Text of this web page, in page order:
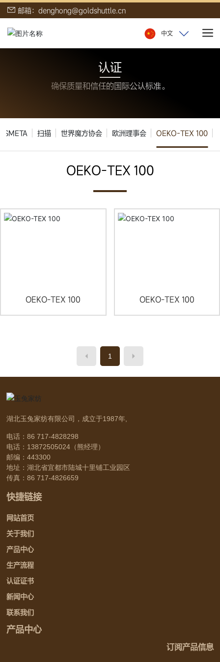
邮箱：denghong@goldshuttle.cn
中文
认证
确保质量和信任的国际公认标准。
SMETA 扫描 世界魔方协会 欧洲理事会 OEKO-TEX 100
OEKO-TEX 100
OEKO-TEX 100 OEKO-TEX 100
1
湖北玉兔家纺有限公司，成立于1987年,
电话：86 717-4828298
电话： 13872505024 （熊经理）
邮编：443300
地址：湖北省宜都市陆城十里铺工业园区
传真：86 717-4826659
快捷链接
网站首页
关于我们
产品中心
生产流程
认证证书
新闻中心
联系我们
产品中心
订阅产品信息